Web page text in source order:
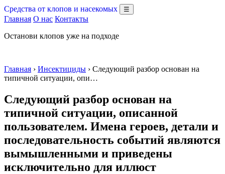
Средства от клопов и насекомых ☰
Главная О нас Контакты
Останови клопов уже на подходе
Главная › Инсектициды › Следующий разбор основан на
типичной ситуации, опи…
Следующий разбор основан на
типичной ситуации, описанной
пользователем. Имена героев, детали и
последовательность событий являются
вымышленными и приведены
исключительно для иллюст